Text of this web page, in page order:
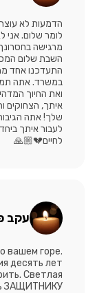
לומר שלום. אני
התעדכנו אחד
במשרד. אתה
ואת החיוך
איתך, הצחוקים
שלך! אתה
לעבור איתך
לחיים💔🙏🏼
עקב
вашем горе.
десять лет
ЗАЩИТНИКУ